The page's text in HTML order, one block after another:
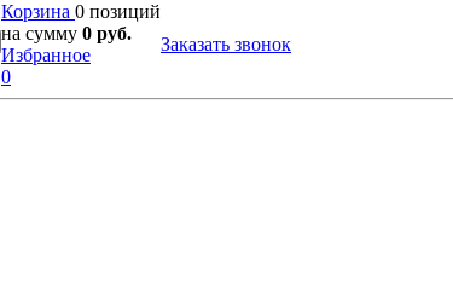
Корзина 0 позиций
на сумму 0 руб.
Избранное
0
Заказать звонок